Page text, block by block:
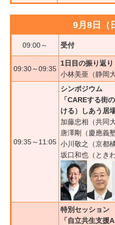
9月8日（
09:00～ 受付
09:30～09:35
1日目の振り返り
小林美亜（静岡大
09:35～11:05
シンポジウム
「CAREする街
ける）しあう居
加藤忠相（共同
唐澤剛（慶應義
小川敬之（京都
坂口和也（ときわ
特別セッション
「自立共生支援